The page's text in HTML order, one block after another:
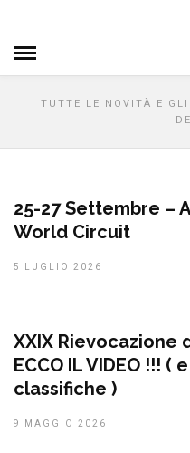
TUTTE LE NOVITÀ E
25-27 Settembre –
World Circuit
5 LUGLIO 2026
XXIX Rievocazione
ECCO IL VIDEO !!!
classifiche )
9 MAGGIO 2026